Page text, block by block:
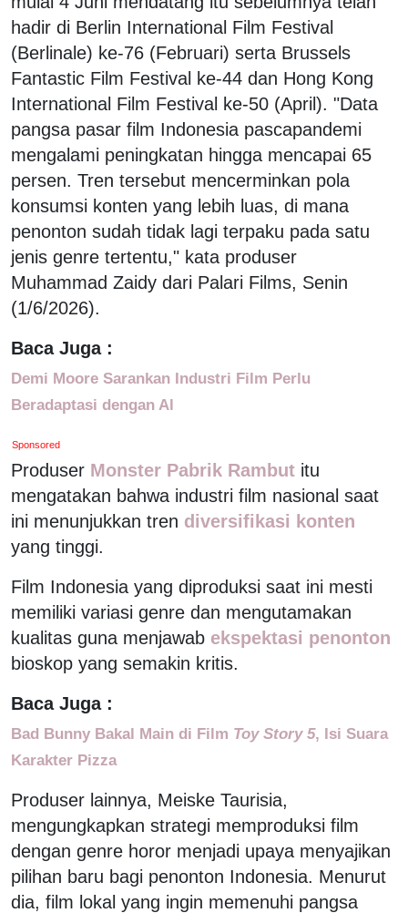
hadir di Berlin International Film Festival
(Berlinale) ke-76 (Februari) serta Brussels
Fantastic Film Festival ke-44 dan Hong Kong
International Film Festival ke-50 (April). "Data
pangsa pasar film Indonesia pascapandemi
mengalami peningkatan hingga mencapai 65
persen. Tren tersebut mencerminkan pola
konsumsi konten yang lebih luas, di mana
penonton sudah tidak lagi terpaku pada satu
jenis genre tertentu," kata produser
Muhammad Zaidy dari Palari Films, Senin
(1/6/2026).
Baca Juga :
Demi Moore Sarankan Industri Film Perlu
Beradaptasi dengan Al
Sponsored
Produser Monster Pabrik Rambut itu
mengatakan bahwa industri film nasional saat
ini menunjukkan tren diversifikasi konten
yang tinggi.
Film Indonesia yang diproduksi saat ini mesti
memiliki variasi genre dan mengutamakan
kualitas guna menjawab ekspektasi penonton
bioskop yang semakin kritis.
Baca Juga :
Bad Bunny Bakal Main di Film Toy Story 5, Isi Suara
Karakter Pizza
Produser lainnya, Meiske Taurisia,
mengungkapkan strategi memproduksi film
dengan genre horor menjadi upaya menyajikan
pilihan baru bagi penonton Indonesia. Menurut
dia, film lokal yang ingin memenuhi pangsa